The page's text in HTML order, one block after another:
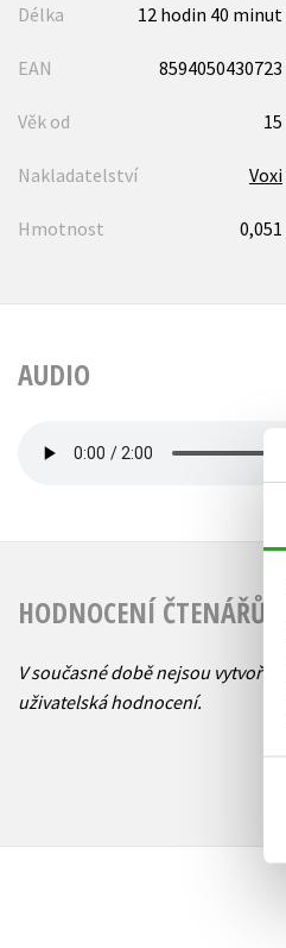
Délka 12 hodin 40 minut
EAN 8594050430723
Věk od 15
Nakladatelství Voxi
Hmotnost 0,051
AUDIO
HODNOCENÍ ČTENÁŘŮ
V současné době nejsou
uživatelská hodnocení.